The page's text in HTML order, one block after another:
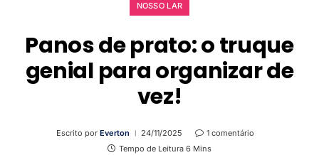
NOSSO LAR
Panos de prato: o truque
genial para organizar de
vez!
Escrito por Everton 24/11/2025
1 comentário
Tempo de Leitura 6 Mins